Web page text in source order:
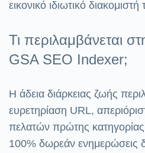
εικονικό ιδιωτικό
Τι περιλαμβάνεται
GSA SEO Indexer;
Η άδεια διάρκειας ζωής
ευρετηρίαση URL,
πελατών πρώτης
100% δωρεάν ενημερώσεις